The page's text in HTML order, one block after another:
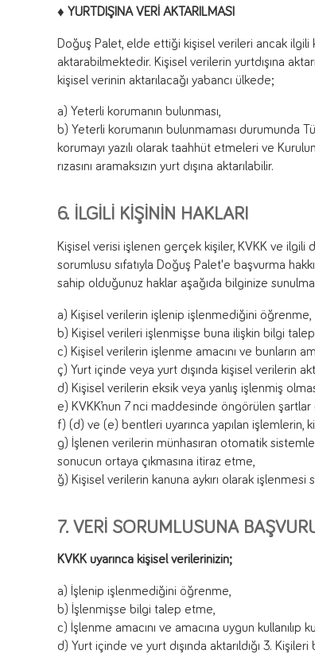
♦ YURTDIŞINA VERİ AKTARILMASI
Doğuş Palet, elde ettiği kişisel verileri ancak ilgili
aktarabilmektedir. Kişisel verilerin yurtdışına
kişisel verinin aktarılacağı yabancı ülkede;
a) Yeterli korumanın bulunması,
b) Yeterli korumanın bulunmaması durumunda
korumayı yazılı olarak taahhüt etmeleri ve
rızasını aramaksızın yurt dışına aktarılabilir.
6. İLGİLİ KİŞİNİN HAKLARI
Kişisel verisi işlenen gerçek kişiler, KVKK ve ilgili
sorumlusu sıfatıyla Doğuş Palet'e başvurma
sahip olduğunuz haklar aşağıda bilginize
a) Kişisel verilerin işlenip işlenmediğini öğrenme,
b) Kişisel verileri işlenmişse buna ilişkin bilgi
c) Kişisel verilerin işlenme amacını ve bunların
ç) Yurt içinde veya yurt dışında kişisel verilerin
d) Kişisel verilerin eksik veya yanlış işlenmiş
e) KVKK’nun 7 nci maddesinde öngörülen
f) (d) ve (e) bentleri uyarınca yapılan işlemlerin,
g) İşlenen verilerin münhasıran otomatik
sonucun ortaya çıkmasına itiraz etme,
ğ) Kişisel verilerin kanuna aykırı olarak
7. VERİ SORUMLUSUNA
KVKK uyarınca kişisel verilerinizin;
a) İşlenip işlenmediğini öğrenme,
b) İşlenmişse bilgi talep etme,
c) İşlenme amacını ve amacına uygun kullanılıp
d) Yurt içinde ve yurt dışında aktarıldığı 3. Kişileri